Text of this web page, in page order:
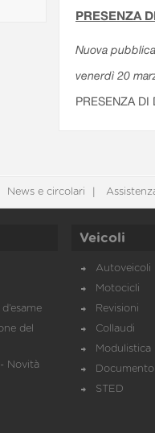
PRESENZA
Nuova
venerdì 20
PRESENZA DI
News e circolari
del
Novità
Veicoli
Autoveicoli
Motocicli
Revisioni
Collaudi
Modulistica
STED